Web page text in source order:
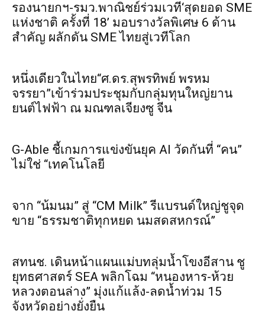
รองนายกฯ-รมว.พาณิชย์ร่วมเวที‘สุดยอด SME
แห่งชาติ ครั้งที่ 18’ มอบรางวัลพิเศษ 6 ด้าน
สำคัญ ผลักดัน SME ไทยสู่เวทีโลก
หนึ่งเดียวในไทย“ศ.ดร.สุพรทิพย์ พรหม
จรรยา”เข้าร่วมประชุมกับกลุ่มทุนใหญ่ยาน
ยนต์ไฟฟ้า ณ มณฑลเจียงซู จีน
G-Able ชี้เกมการแข่งขันยุค AI วัดกันที่ “คน”
ไม่ใช่ “เทคโนโลยี
จาก “น้มนม” สู่ “CM Milk” รีแบรนด์ใหญ่ชูจุด
ขาย “ธรรมชาติทุกหยด นมสดสหกรณ์”
สทนช. เดินหน้าแผนแม่บทลุ่มน้ำโขงอีสาน ชู
ยุทธศาสตร์ SEA พลิกโฉม “หนองหาร-ห้วย
หลวงตอนล่าง” มุ่งแก้แล้ง-ลดน้ำท่วม 15
จังหวัดอย่างยั่งยืน